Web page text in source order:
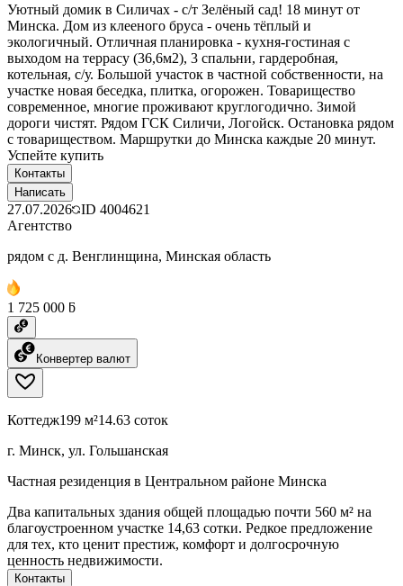
Уютный домик в Силичах - с/т Зелёный сад! 18 минут от
Минска. Дом из клееного бруса - очень тёплый и
экологичный. Отличная планировка - кухня-гостиная с
выходом на террасу (36,6м2), 3 спальни, гардеробная,
котельная, с/у. Большой участок в частной собственности, на
участке новая беседка, плитка, огорожен. Товарищество
современное, многие проживают круглогодично. Зимой
дороги чистят. Рядом ГСК Силичи, Логойск. Остановка рядом
с товариществом. Маршрутки до Минска каждые 20 минут.
Успейте купить
Контакты
Написать
27.07.2026 ID 4004621
Агентство
рядом с д. Венглинщина, Минская область
1 725 000 ƃ
Конвертер валют
Коттедж199 м²14.63 соток
г. Минск, ул. Гольшанская
Частная резиденция в Центральном районе Минска
Два капитальных здания общей площадью почти 560 м² на
благоустроенном участке 14,63 сотки. Редкое предложение
для тех, кто ценит престиж, комфорт и долгосрочную
ценность недвижимости.
Контакты